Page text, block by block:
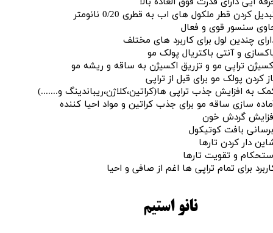
کردن قطر ملکول های اب به قطری 0/20 نانومتر
سنسور قوی و فعال
چندین لول برای کاربرد های مختلف
و آنتی باکتریال پولک مو
تراپی مو و تزریق اکسیژن به ساقه و ریشه مو
کردن پولک مو برای قبل از تراپی
به افزایش جذب تراپی ها(کراتین،کلاژن،ریباندینگ و.......)
سازی ساقه مو برای جذب کراتین و مواد احیا کننده
گردش خون
بافت کوتیکول
دار کردن تارها
و تقویت تارها
برای تمام تراپی ها اغم از صافی و احیا​​​​​​​
نانو استیم